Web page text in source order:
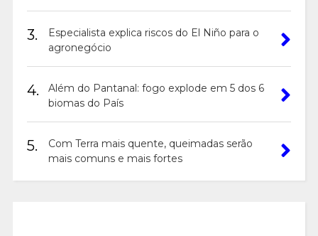
3.
Especialista explica riscos do El Niño para o
agronegócio
4.
Além do Pantanal: fogo explode em 5 dos 6
biomas do País
5.
Com Terra mais quente, queimadas serão
mais comuns e mais fortes